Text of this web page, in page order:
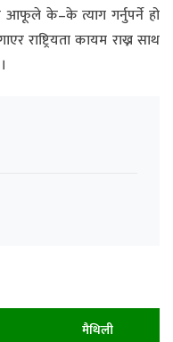
आफूले के–के त्याग गर्नुपर्ने हो
राष्ट्रियता कायम राख्न साथ
मैथिली